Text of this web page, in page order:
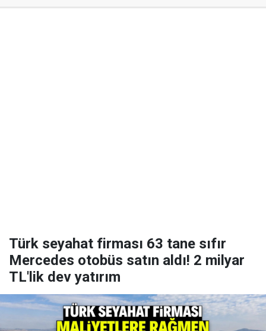
Türk seyahat firması 63 tane sıfır
Mercedes otobüs satın aldı! 2 milyar
TL'lik dev yatırım